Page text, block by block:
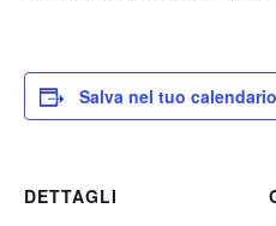
Salva nel tuo calendario
DETTAGLI